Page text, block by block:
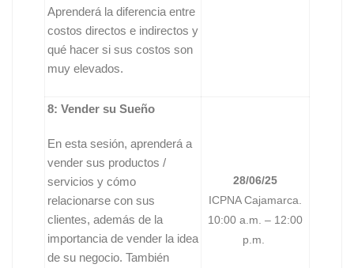
Aprenderá la diferencia entre
costos directos e indirectos y
qué hacer si sus costos son
muy elevados.
8: Vender su Sueño
En esta sesión, aprenderá a
vender sus productos /
servicios y cómo
relacionarse con sus
clientes, además de la
importancia de vender la idea
de su negocio. También
28/06/25
ICPNA Cajamarca.
10:00 a.m. – 12:00
p.m.